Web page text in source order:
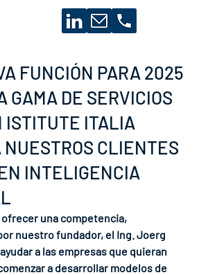
FUNCIÓN PARA 2025
GAMA DE SERVICIOS
ISTITUTE ITALIA
NUESTROS CLIENTES
INTELIGENCIA
ofrecer una competencia,
nuestro fundador, el Ing. Joerg
a las empresas que quieran
a desarrollar modelos de